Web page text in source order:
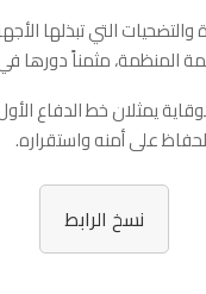
التي تبذلها
المنظمة، مثمناً دورها
يمثلان خط الدفاع
على أمنه واستقراره.
نسخ الرابط